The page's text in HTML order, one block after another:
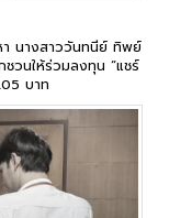
นางสาววันทนีย์ ทิพย์
วนให้ร่วมลงทุน “แชร์
บาท